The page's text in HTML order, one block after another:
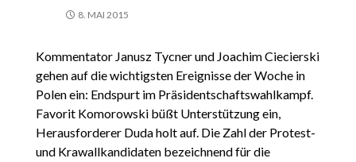
8. MAI 2015
Kommentator Janusz Tycner und Joachim Ciecierski
gehen auf die wichtigsten Ereignisse der Woche in
Polen ein: Endspurt im Präsidentschaftswahlkampf.
Favorit Komorowski büßt Unterstützung ein,
Herausforderer Duda holt auf. Die Zahl der Protest-
und Krawallkandidaten bezeichnend für die